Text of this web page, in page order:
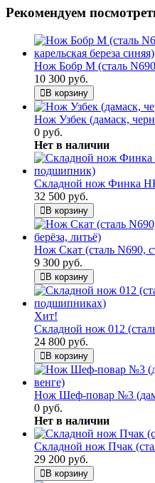
Рекомендуем
Нож Бобр М (сталь
10 300 руб.
В корзину
Нож Узбек (дамаск,
0 руб.
Нет в наличии
Складной нож Финка
32 500 руб.
В корзину
Нож Скат (сталь N690,
9 300 руб.
В корзину
Хит!
Складной нож 012
24 800 руб.
В корзину
Нож Шеф-повар №3
0 руб.
Нет в наличии
Складной нож Пчак
29 200 руб.
В корзину